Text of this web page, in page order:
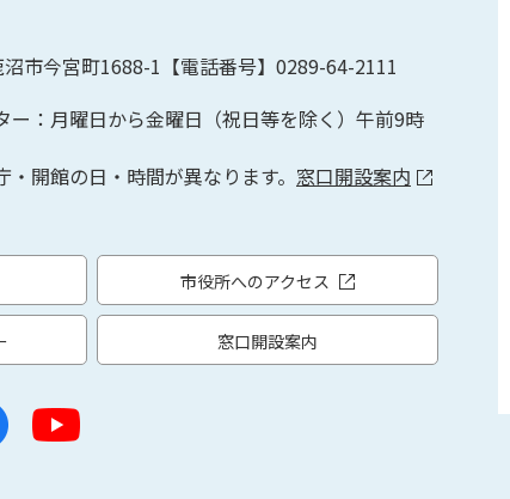
市今宮町1688-1【電話番号】0289-64-2111
ー：月曜日から金曜日（祝日等を除く）午前9時
開館の日・時間が異なります。 窓口開設案内
市役所へのアクセス
窓口開設案内